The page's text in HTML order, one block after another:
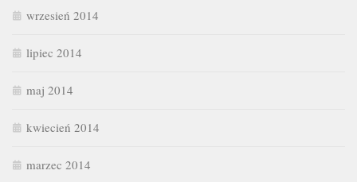
wrzesień 2014
lipiec 2014
maj 2014
kwiecień 2014
marzec 2014